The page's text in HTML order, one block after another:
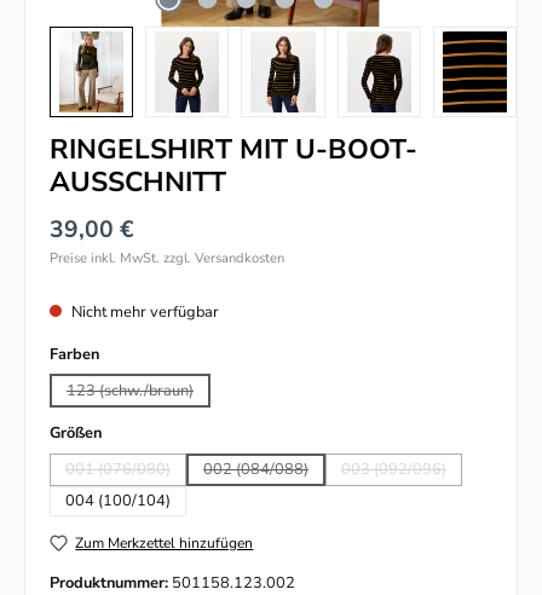
RINGELSHIRT MIT U-BOOT-
AUSSCHNITT
39,00 €
Preise inkl. MwSt. zzgl. Versandkosten
Nicht mehr verfügbar
Farbenauswählen
123 (schw./braun)(Diese Option ist zurzeit nicht verfügbar.)
Größenauswählen
001 (076/080)(Diese Option ist zurzeit nicht verfügbar.)
002 (084/088)(Diese Option ist zurzeit nicht verfügbar.)
003 (092/096)
(Diese Option ist
004 (100/104)
Zum Merkzettel hinzufügen
Produktnummer: 501158.123.002